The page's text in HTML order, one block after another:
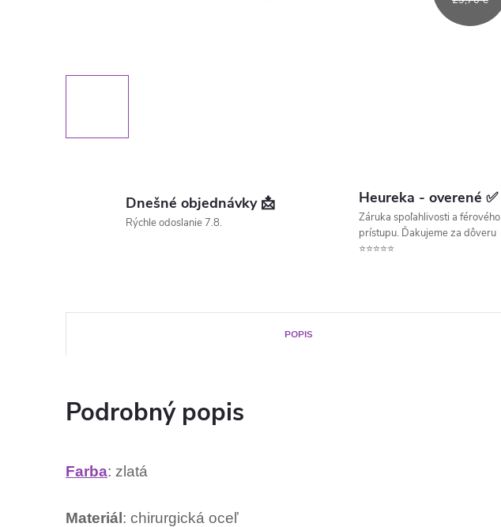
Dnešné objednávky 📩
Rýchle odoslanie 7.8.
Heureka - overené ✅
Záruka spoľahlivosti a férového
prístupu. Ďakujeme za dôveru
⭐⭐⭐⭐⭐
POPIS
Podrobný popis
Farba: zlatá
Materiál : chirurgická oceľ